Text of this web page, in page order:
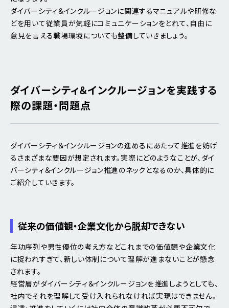
ダイバーシティ＆インクルージョンに関連するマニュアルや研修な
どを用いて従業員が気軽にコミュニケーションをとれて、自由に
意見を言える職場環境についても整備していきましょう。
ダイバーシティ＆インクルージョンを実践する
際の課題・問題点
ダイバーシティ＆インクルージョンの進めるにあたって推進を妨げ
るさまざまな要因が想定されます。実際にどのようなことが、ダイ
バーシティ＆インクルージョン推進のネックとなるのか、具体的に
ご紹介していきます。
従来の価値観・企業文化から脱却できない
年功序列や男性優位の考え方などこれまでの価値観や企業文化
に捉われすぎて、新しい体制について理解が進まないことが懸念
されます。
経営層がダイバーシティ＆インクルージョンを推進しようとしても、
社内でそれを理解して受け入れられなければ実現はできません。